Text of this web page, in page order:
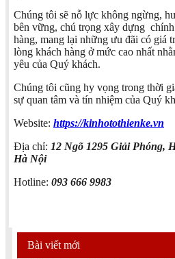
Chúng tôi sẽ nỗ lực không ngừng,
bên vững, chú trọng xây dựng
hàng, mang lại những ưu đãi có giá
lòng khách hàng ở mức cao nhất
yêu của Quý khách.
Chúng tôi cũng hy vọng trong thời
sự quan tâm và tín nhiệm của Quý
Website: https://kinhotothienke.vn
Địa chỉ: 12 Ngõ 1295 Giải Phóng,
Hà Nội
Hotline: 093 666 9983
Bài viết mới